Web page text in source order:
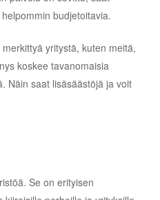
budjetoitavia.
yritystä, kuten meitä,
koskee tavanomaisia
Näin saat lisäsäästöjä ja voit
Se on erityisen